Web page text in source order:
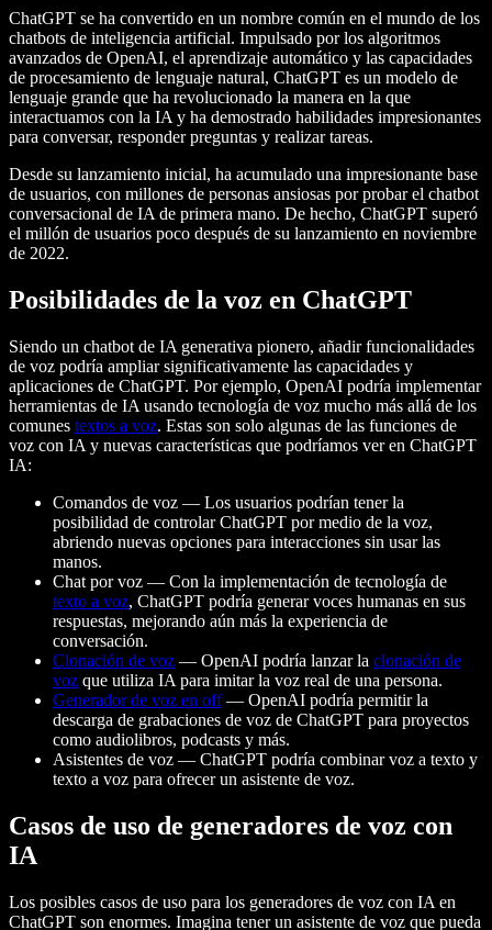
ChatGPT se ha convertido en un nombre común en el mundo de los
chatbots de inteligencia artificial. Impulsado por los algoritmos
avanzados de OpenAI, el aprendizaje automático y las capacidades
de procesamiento de lenguaje natural, ChatGPT es un modelo de
lenguaje grande que ha revolucionado la manera en la que
interactuamos con la IA y ha demostrado habilidades impresionantes
para conversar, responder preguntas y realizar tareas.
Desde su lanzamiento inicial, ha acumulado una impresionante base
de usuarios, con millones de personas ansiosas por probar el chatbot
conversacional de IA de primera mano. De hecho, ChatGPT superó
el millón de usuarios poco después de su lanzamiento en noviembre
de 2022.
Posibilidades de la voz en ChatGPT
Siendo un chatbot de IA generativa pionero, añadir funcionalidades
de voz podría ampliar significativamente las capacidades y
aplicaciones de ChatGPT. Por ejemplo, OpenAI podría implementar
herramientas de IA usando tecnología de voz mucho más allá de los
comunes textos a voz. Estas son solo algunas de las funciones de
voz con IA y nuevas características que podríamos ver en ChatGPT
IA:
Comandos de voz — Los usuarios podrían tener la
posibilidad de controlar ChatGPT por medio de la voz,
abriendo nuevas opciones para interacciones sin usar las
manos.
Chat por voz — Con la implementación de tecnología de
texto a voz, ChatGPT podría generar voces humanas en sus
respuestas, mejorando aún más la experiencia de
conversación.
Clonación de voz — OpenAI podría lanzar la clonación de
voz que utiliza IA para imitar la voz real de una persona.
Generador de voz en off— OpenAI podría permitir la
descarga de grabaciones de voz de ChatGPT para proyectos
como audiolibros, podcasts y más.
Asistentes de voz — ChatGPT podría combinar voz a texto y
texto a voz para ofrecer un asistente de voz.
Casos de uso de generadores de voz con
IA
Los posibles casos de uso para los generadores de voz con IA en
ChatGPT son enormes. Imagina tener un asistente de voz que pueda